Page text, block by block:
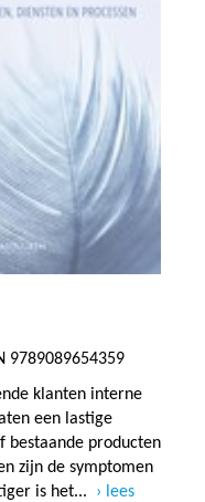
9789089654359
klanten interne
een lastige
bestaande producten
zijn de symptomen
is het...
lees